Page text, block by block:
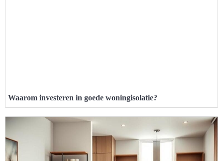
Waarom investeren in goede woningisolatie?